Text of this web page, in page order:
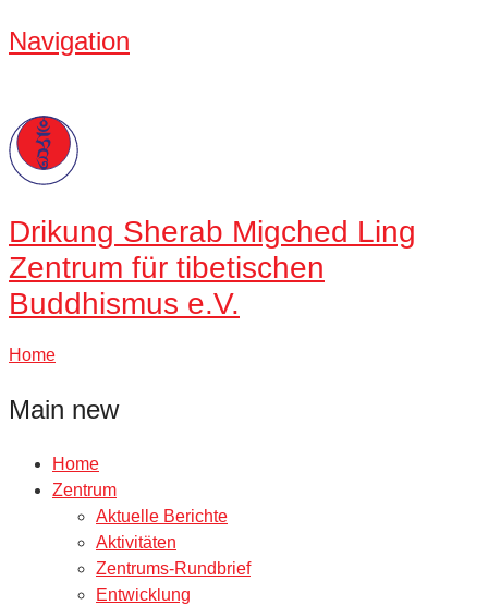
Navigation
Drikung Sherab Migched Ling
Zentrum für tibetischen
Buddhismus e.V.
Home
Main new
Home
Zentrum
Aktuelle Berichte
Aktivitäten
Zentrums-Rundbrief
Entwicklung